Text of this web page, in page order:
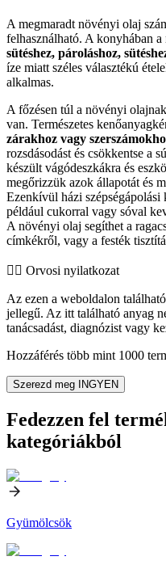
A megmaradt növényi olaj
felhasználható. A konyhában
sütéshez, pároláshoz,
íze miatt széles választékú
alkalmas.
A főzésen túl a növényi
van. Természetes
zárakhoz vagy
rozsdásodást és csökkentse a
készült vágódeszkákra és
megőrizzük azok állapotát és
Ezenkívül házi szépségápolási
például cukorral vagy sóval
A növényi olaj segíthet a
címkékről, vagy a festék
👨‍⚕️️ Orvosi nyilatkozat
Az ezen a weboldalon
jellegű. Az itt található anyag
tanácsadást, diagnózist vagy
Hozzáférés több mint 1000
Szerezd meg INGYEN
Fedezzen fel
kategóriákból
Gyümölcsök